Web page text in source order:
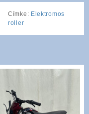
Címke: Elektromos
roller